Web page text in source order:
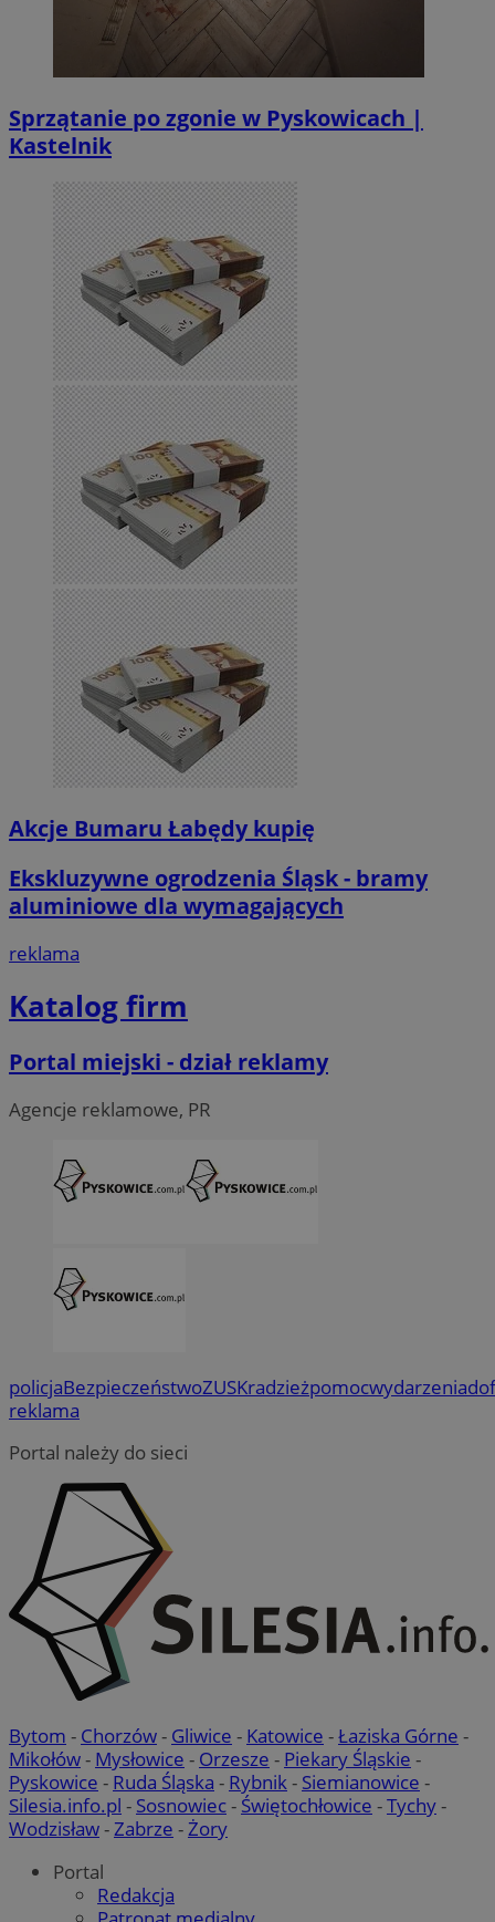
Sprzątanie po zgonie w Pyskowicach |
Kastelnik
Akcje Bumaru Łabędy kupię
Ekskluzywne ogrodzenia Śląsk - bramy
aluminiowe dla wymagających
reklama
Katalog firm
Portal miejski - dział reklamy
Agencje reklamowe, PR
policjaBezpieczeństwoZUSKradzieżpomocwydarzenia
reklama
Portal należy do sieci
Bytom - Chorzów- Gliwice - Katowice -Łaziska Górne -
Mikołów- Mysłowice - Orzesze - Piekary Śląskie -
Pyskowice - Ruda Śląska - Rybnik- Siemianowice -
Silesia.info.pl - Sosnowiec- Świętochłowice -Tychy-
Wodzisław-Zabrze -Żory
Portal
Redakcja